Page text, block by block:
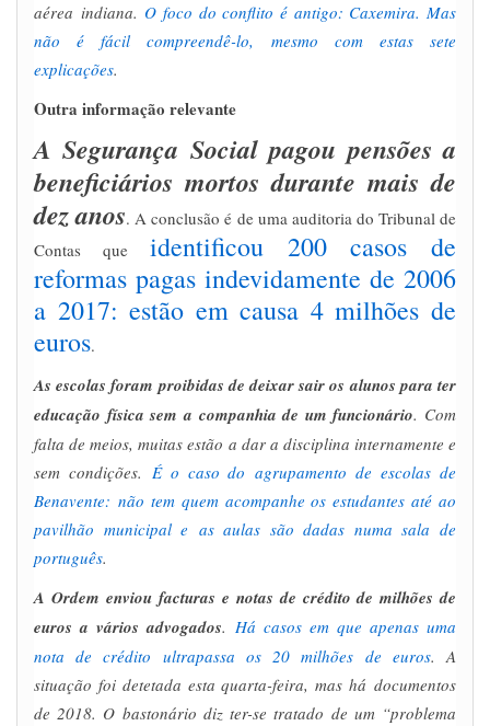
aérea indiana. O foco do conflito é antigo: Caxemira. Mas
não é fácil compreendê-lo, mesmo com estas sete
explicações.
Outra informação relevante
A Segurança Social pagou pensões a
beneficiários mortos durante mais de
dez anos. A conclusão é de uma auditoria do Tribunal de
Contas queidentificou 200 casos de
reformas pagas indevidamente de 2006
a 2017: estão em causa 4 milhões de
euros.
As escolas foram proibidas de deixar sair os alunos para ter
educação física sem a companhia de um funcionário. Com
falta de meios, muitas estão a dar a disciplina internamente e
sem condições. É o caso do agrupamento de escolas de
Benavente: não tem quem acompanhe os estudantes até ao
pavilhão municipal e as aulas são dadas numa sala de
português.
A Ordem enviou facturas e notas de crédito de milhões de
euros a vários advogados. Há casos em que apenas uma
nota de crédito ultrapassa os 20 milhões de euros. A
situação foi detetada esta quarta-feira, mas há documentos
de 2018. O bastonário diz ter-se tratado de um “problema